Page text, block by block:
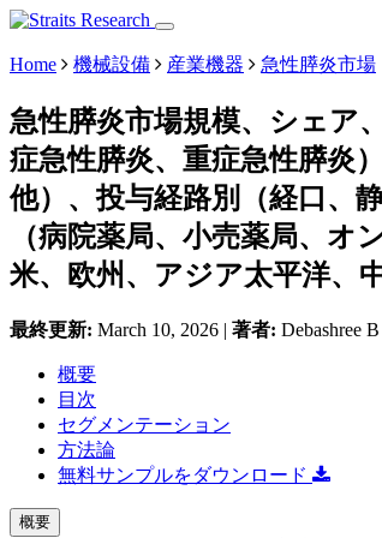
Home 機械設備 産業機器 急性膵炎市場
急性膵炎市場規模、シェア
症急性膵炎、重症急性膵炎
他）、投与経路別（経口、
（病院薬局、小売薬局、
米、欧州、アジア太平洋、
最終更新: March 10, 2026 | 著者: Debashree B
概要
目次
セグメンテーション
方法論
無料サンプルをダウンロード
概要